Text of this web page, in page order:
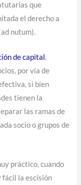
que
el derecho a
nutum).
de capital.
por vía de
si bien
tienen la
las ramas de
socio o grupos de
práctico, cuando
fácil la escisión